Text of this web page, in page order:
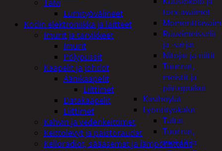
torx-avaimet
Ruuvimeisselit
ja -sarjat
Nitojat ja niitit
Tuurnat,
meistit ja
piirtopuikot
Käsihöylät
Lyöntityökalut
Taltat
Tuurnat,
meistit ja
Talvi
Lumityövälineet
Kodin elektroniikka ja laitteet
Imurit ja tarvikkeet
Imurit
Pölypussit
Kaapelit ja johdot
Äänikaapelit
Liittimet
Datakaapelit
Liittimet
Kahvin ja vedenkeittimet
Keittolevyt ja paistoraudat
Kelloradiot, sääasemat ja lämpömittarit